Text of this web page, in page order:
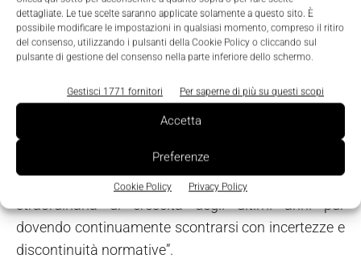
dettagliate. Le tue scelte saranno applicate solamente a questo sito. È
possibile modificare le impostazioni in qualsiasi momento, compreso il ritiro
del consenso, utilizzando i pulsanti della Cookie Policy o cliccando sul
pulsante di gestione del consenso nella parte inferiore dello schermo.
Gestisci 1771 fornitori Per saperne di più su questi scopi
Accetta
Preferenze
Cookie Policy Privacy Policy
cui definizione siano valutate con attenzione e
senza preconcetti tutte le componenti che vanno a
Ribadisco il forte impegno dell'Associazione Energia
nel garantire un futuro sostenibile del fotovoltaico,
comparto che trova ampia rappresentanza nella
compagine associativa attraverso il Gifi. Le aziende
del fotovoltaico hanno conosciuto una vivacità
straordinaria di crescita degli ultimi anni pur
dovendo continuamente scontrarsi con incertezze e
discontinuità normative”.